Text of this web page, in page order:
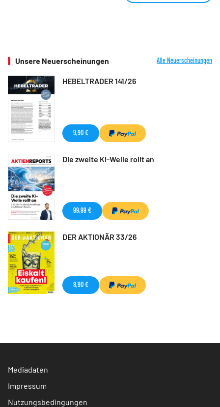
Unsere Neuerscheinungen Alle Neuerscheinungen
HEBELTRADER 141/26
9,90 €
Die zweite KI-Welle rollt an
99,99 €
DER AKTIONÄR 33/26
8,90 €
Mediadaten
Impressum
Nutzungsbedingungen